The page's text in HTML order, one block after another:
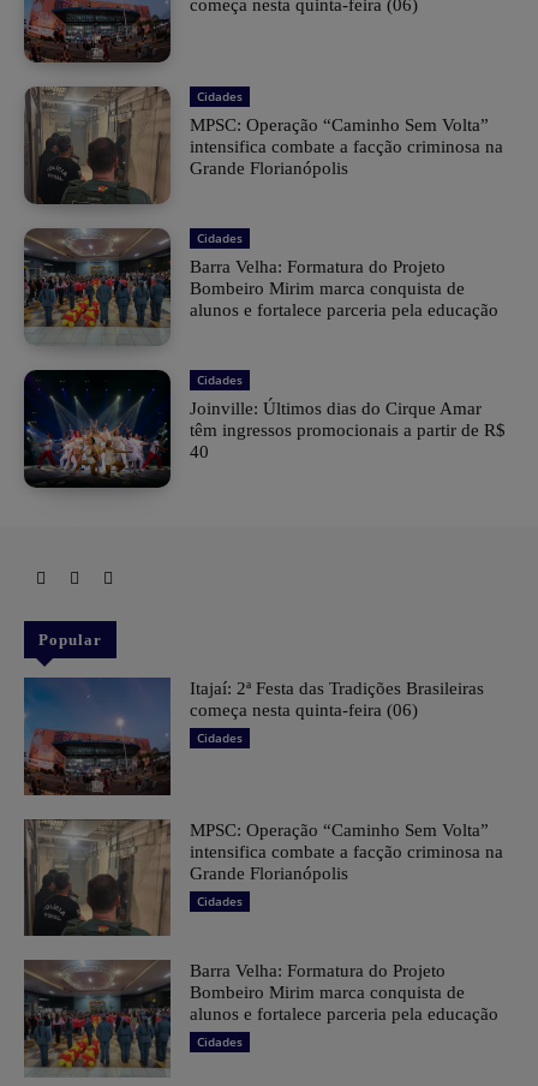
começa nesta quinta-feira (06)
Cidades
MPSC: Operação “Caminho Sem Volta”
intensifica combate a facção criminosa na
Grande Florianópolis
Cidades
Barra Velha: Formatura do Projeto
Bombeiro Mirim marca conquista de
alunos e fortalece parceria pela educação
Cidades
Joinville: Últimos dias do Cirque Amar
têm ingressos promocionais a partir de R$
40
Popular
​Itajaí: 2ª Festa das Tradições Brasileiras
começa nesta quinta-feira (06)
Cidades
MPSC: Operação “Caminho Sem Volta”
intensifica combate a facção criminosa na
Grande Florianópolis
Cidades
Barra Velha: Formatura do Projeto
Bombeiro Mirim marca conquista de
alunos e fortalece parceria pela educação
Cidades